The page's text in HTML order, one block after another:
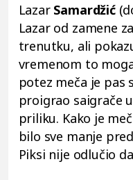
Lazar Samardžić
Lazar od zamene
trenutku, ali
vremenom to
potez meča je pas
proigrao saigrače
priliku. Kako je
bilo sve manje
Piksi nije odlučio